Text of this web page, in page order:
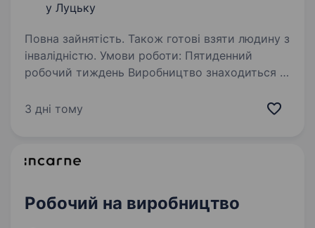
у Луцьку
Повна зайнятість. Також готові взяти людину з
інвалідністю. Умови роботи: Пятиденний
робочий тиждень Виробництво знаходиться в
шкіряного взуття ІКОS шукає в команду
3 дні тому
Робочий на виробництво